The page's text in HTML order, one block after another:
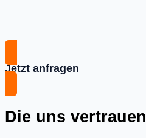
Jetzt anfragen
Die uns vertrauen